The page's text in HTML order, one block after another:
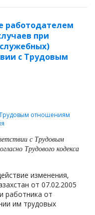
работодателем
при
с Трудовым
Трудовым отношениям
с Трудовым
Трудового кодекса
изменения,
от 07.02.2005
работника от
им трудовых